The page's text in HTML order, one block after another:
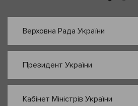
Верховна Рада України
Президент України
Кабінет Міністрів України